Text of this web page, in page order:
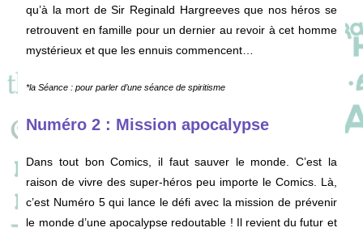
qu’à la mort de Sir Reginald Hargreeves que nos héros se
retrouvent en famille pour un dernier au revoir à cet homme
mystérieux et que les ennuis commencent…
*la Séance : pour parler d’une séance de spiritisme
Numéro 2 : Mission apocalypse
Dans tout bon Comics, il faut sauver le monde. C’est la
raison de vivre des super-héros peu importe le Comics. Là,
c’est Numéro 5 qui lance le défi avec la mission de prévenir
le monde d’une apocalypse redoutable ! Il revient du futur et